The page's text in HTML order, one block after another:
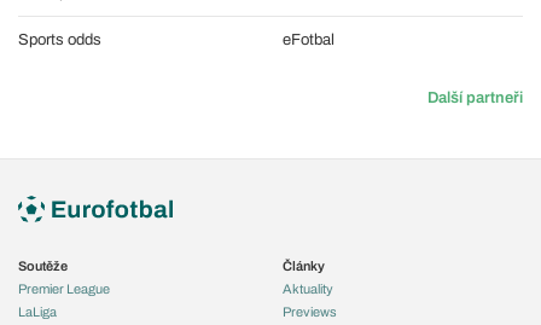
Sports odds eFotbal
Další partneři
Soutěže
Premier League
LaLiga
Články
Aktuality
Previews